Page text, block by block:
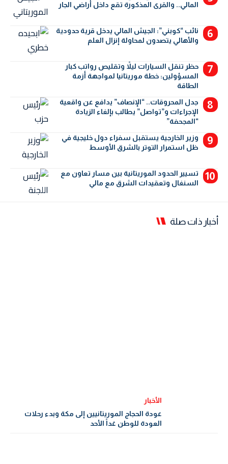
المالي.. والقرى المذكورة تقع داخل أراضي الجار
نائب “كوبني”: الجيش المالي يدخل قرية حدودية
والأهالي يتصدون لمحاولة إنزال العلم
حظر تنقل السيارات ليلاً وتقليص رواتب كبار
المسؤولين: خطة موريتانيا لمواجهة أزمة
الطاقة
جدل المحروقات.. “الإنصاف” يدافع عن واقعية
الإجراءات و”تواصل” يطالب بإلغاء الزيادة
“المجحفة”
وزير الخارجية يستقبل سفراء دول خليجية في
ظل استمرار التوتر بالشرق الأوسط
تسيير الحدود الموريتانية بين مسار تعاون مع
السنغال وتعقيدات الشرق مع مالي
أخبار ذات صلة
الأخبار
عودة الحجاج الموريتانيين إلى مكة وبدء رحلات
العودة للوطن غداً الأحد